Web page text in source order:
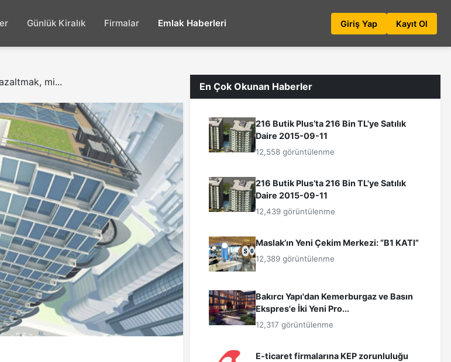
Günlük Kiralık Firmalar Emlak Haberleri Giriş Yap Kayıt Ol
mi... En Çok Okunan Haberler
216 Butik Plus’ta 216 Bin TL'ye Satılık
Daire 2015-09-11
12,558 görüntülenme
216 Butik Plus’ta 216 Bin TL'ye Satılık
Daire 2015-09-11
12,439 görüntülenme
Maslak’ın Yeni Çekim Merkezi: “B1 KATI”
12,389 görüntülenme
Bakırcı Yapı'dan Kemerburgaz ve Basın
Ekspres'e İki Yeni Pro...
12,317 görüntülenme
E-ticaret firmalarına KEP zorunluluğu